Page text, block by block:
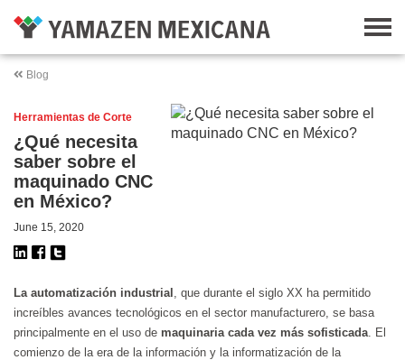
Blog
Herramientas de Corte
¿Qué necesita
saber sobre el
maquinado CNC
en México?
June 15, 2020
La automatización industrial , que durante el siglo XX ha permitido
increíbles avances tecnológicos en el sector manufacturero, se basa
principalmente en el uso de maquinaria cada vez más sofisticada. El
comienzo de la era de la información y la informatización de la